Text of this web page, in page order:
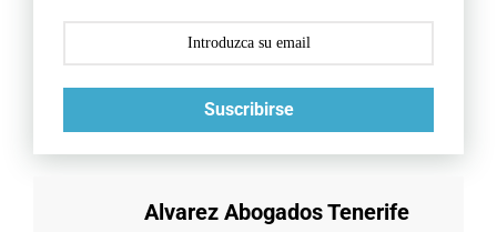
Suscribirse
Alvarez Abogados Tenerife